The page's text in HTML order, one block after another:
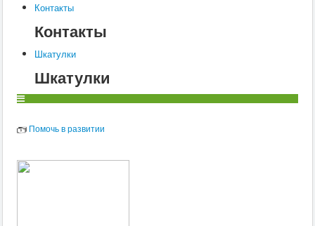
Контакты
Контакты
Шкатулки
Шкатулки
Помочь в развитии